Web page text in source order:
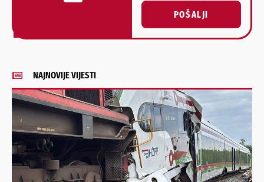
POŠALJI
Alternative:
NAJNOVIJE VIJESTI